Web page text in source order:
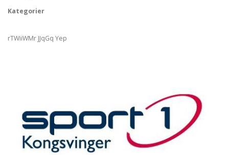
Kategorier
rTWiiWMr JJqGq Yep